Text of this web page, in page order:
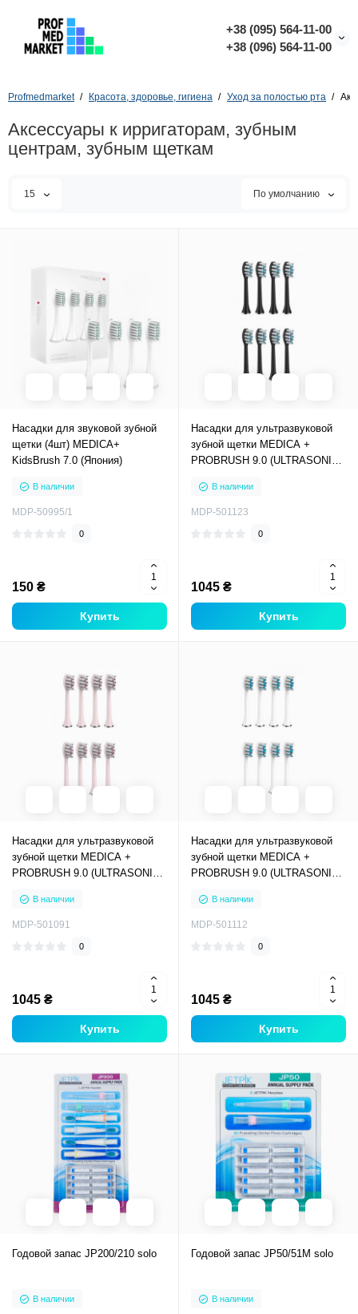
+38 (095) 564-11-00
+38 (096) 564-11-00
Profmedmarket Красота, здоровье, гигиена Уход за полостью рта
Аксессуары к ирригаторам, зубным
центрам, зубным щеткам
15 По умолчанию
Насадки для звуковой зубной
щетки (4шт) MEDICA+
KidsBrush 7.0 (Япония)
В наличии
MDP-50995/1
0
150 ₴
Купить
Насадки для ультразвуковой
зубной щетки MEDICA +
PROBRUSH 9.0 (ULTRASONIC)
В наличии
MDP-501123
0
1045 ₴
Купить
Насадки для ультразвуковой
зубной щетки MEDICA +
PROBRUSH 9.0 (ULTRASONIC)
В наличии
MDP-501091
0
1045 ₴
Купить
Насадки для ультразвуковой
зубной щетки MEDICA +
PROBRUSH 9.0 (ULTRASONIC)
В наличии
MDP-501112
0
1045 ₴
Купить
Годовой запас JP200/210 solo
В наличии
Годовой запас JP50/51M solo
В наличии